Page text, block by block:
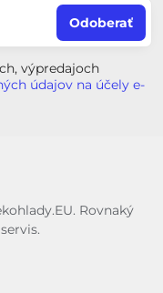
Odoberať
výpredajoch
údajov na účely e-
Rovnaký